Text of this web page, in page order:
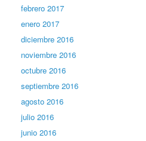
febrero 2017
enero 2017
diciembre 2016
noviembre 2016
octubre 2016
septiembre 2016
agosto 2016
julio 2016
junio 2016